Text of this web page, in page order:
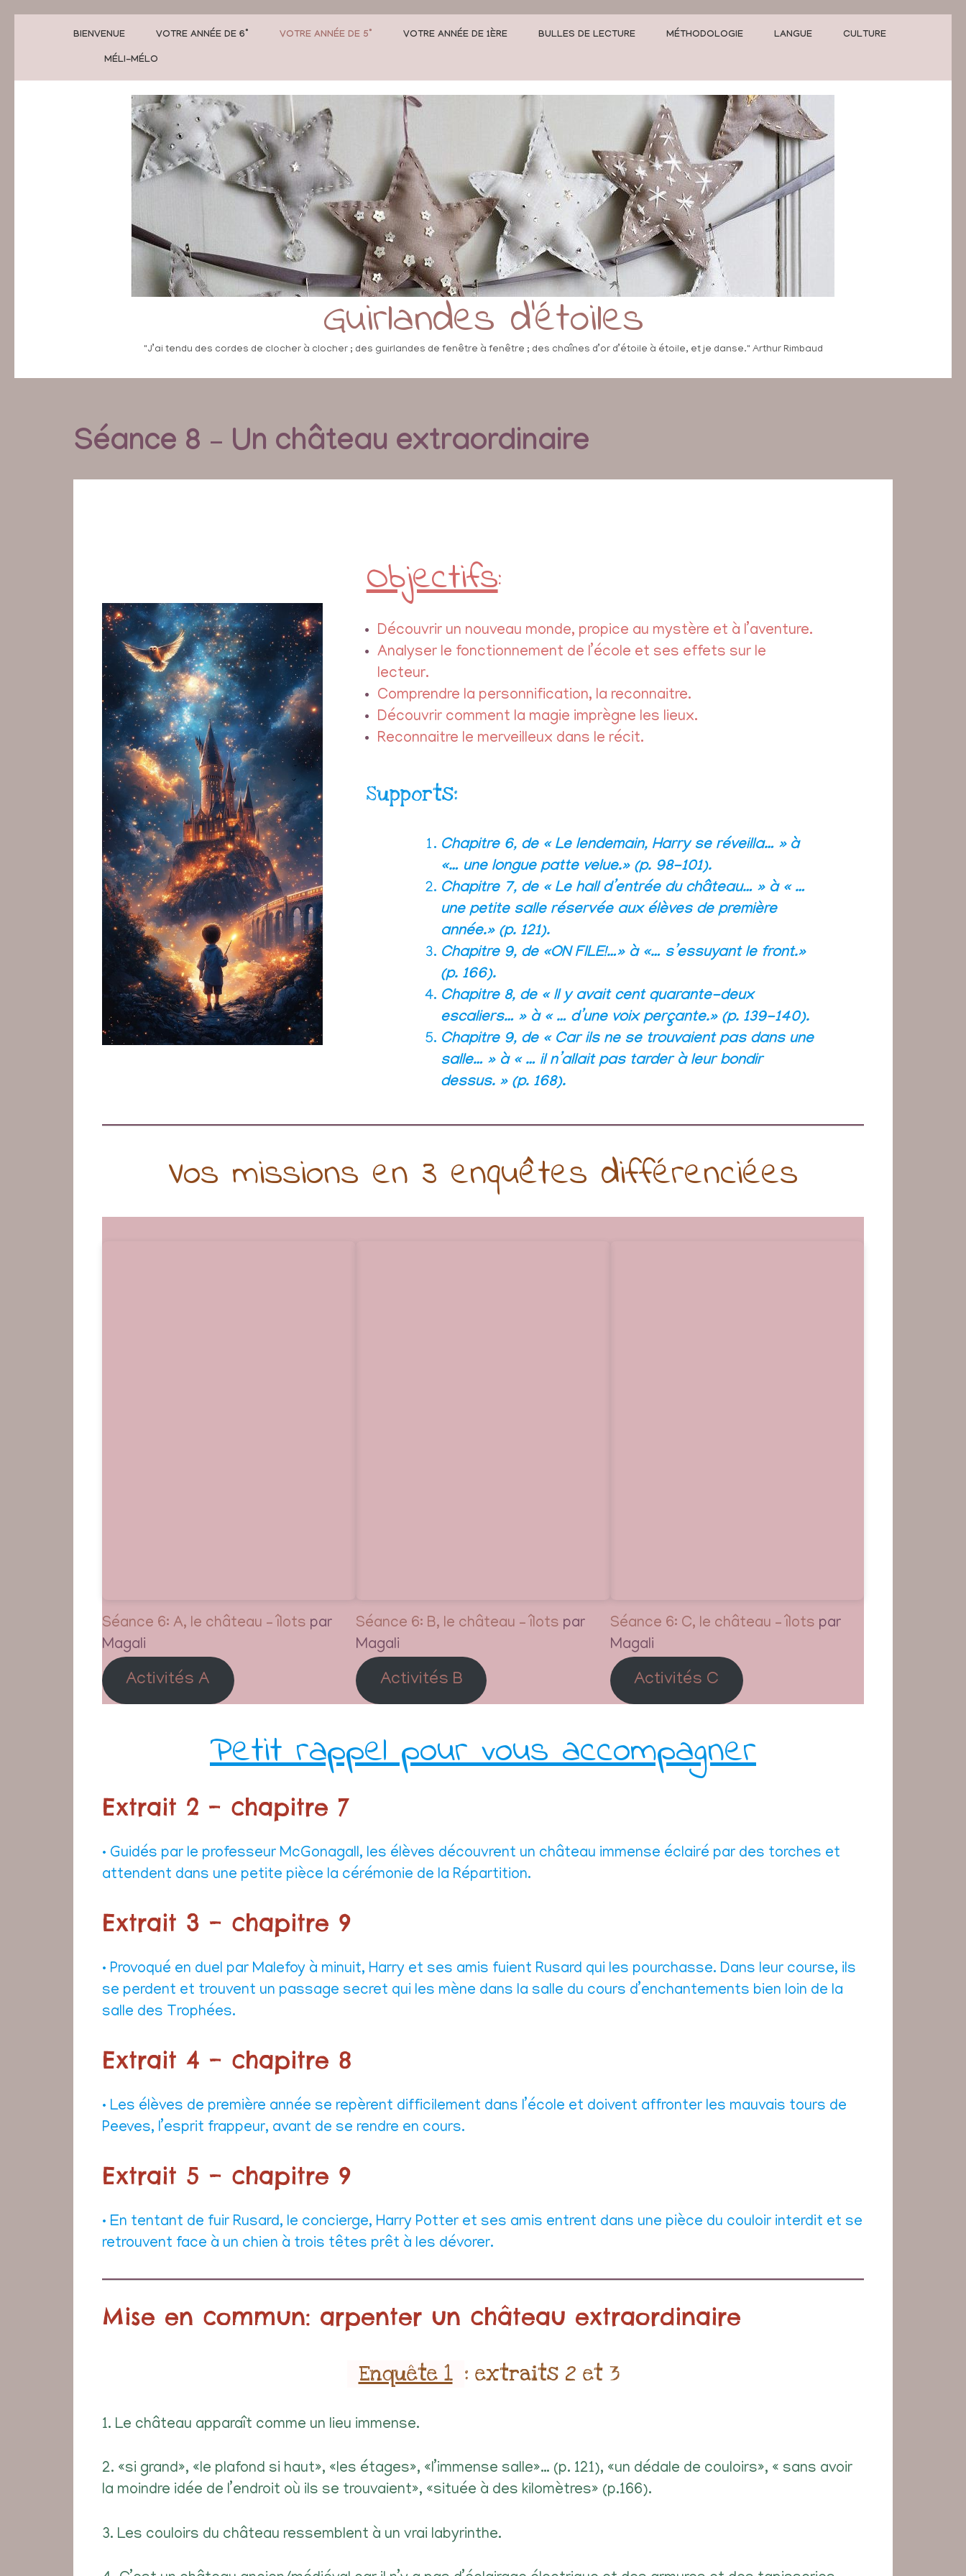
BIENVENUE VOTRE ANNÉE DE 6° VOTRE ANNÉE DE 5° VOTRE ANNÉE DE 1ÈRE BULLES DE LECTURE MÉTHODOLOGIE LANGUE CULTURE
MÉLI-MÉLO
Guirlandes d’étoiles
"J’ai tendu des cordes de clocher à clocher ; des guirlandes de fenêtre à fenêtre ; des chaînes d’or d’étoile à étoile, et je danse." Arthur Rimbaud
Séance 8 – Un château extraordinaire
Objectifs:
Découvrir un nouveau monde, propice au mystère et à l’aventure.
Analyser le fonctionnement de l’école et ses effets sur le
lecteur.
Comprendre la personnification, la reconnaitre.
Découvrir comment la magie imprègne les lieux.
Reconnaitre le merveilleux dans le récit.
Supports:
Chapitre 6, de « Le lendemain, Harry se réveilla… » à
«… une longue patte velue.» (p. 98-101).
Chapitre 7, de « Le hall d’entrée du château… » à « …
une petite salle réservée aux élèves de première
année.» (p. 121).
Chapitre 9, de «ON FILE!…» à «… s’essuyant le front.»
(p. 166).
Chapitre 8, de « Il y avait cent quarante-deux
escaliers… » à « … d’une voix perçante.» (p. 139-140).
Chapitre 9, de « Car ils ne se trouvaient pas dans une
salle… » à « … il n’allait pas tarder à leur bondir
dessus. » (p. 168).
Vos missions en 3 enquêtes différenciées
Séance 6: A, le château – îlots par
Magali
Activités A
Séance 6: B, le château – îlots par
Magali
Activités B
Séance 6: C, le château – îlots par
Magali
Activités C
Petit rappel pour vous accompagner
Extrait 2 – chapitre 7
• Guidés par le professeur McGonagall, les élèves découvrent un château immense éclairé par des torches et
attendent dans une petite pièce la cérémonie de la Répartition.
Extrait 3 – chapitre 9
• Provoqué en duel par Malefoy à minuit, Harry et ses amis fuient Rusard qui les pourchasse. Dans leur course, ils
se perdent et trouvent un passage secret qui les mène dans la salle du cours d’enchantements bien loin de la
salle des Trophées.
Extrait 4 – chapitre 8
• Les élèves de première année se repèrent difficilement dans l’école et doivent affronter les mauvais tours de
Peeves, l’esprit frappeur, avant de se rendre en cours.
Extrait 5 – chapitre 9
• En tentant de fuir Rusard, le concierge, Harry Potter et ses amis entrent dans une pièce du couloir interdit et se
retrouvent face à un chien à trois têtes prêt à les dévorer.
Mise en commun: arpenter un château extraordinaire
Enquête 1 : extraits 2 et 3
1. Le château apparaît comme un lieu immense.
2. «si grand», «le plafond si haut», «les étages», «l’immense salle»… (p. 121), «un dédale de couloirs», « sans avoir
la moindre idée de l’endroit où ils se trouvaient», «située à des kilomètres» (p.166).
3. Les couloirs du château ressemblent à un vrai labyrinthe.